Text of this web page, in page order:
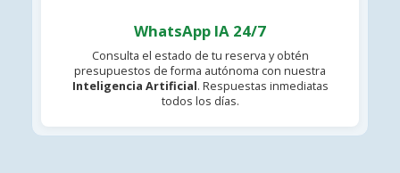
WhatsApp IA 24/7
Consulta el estado de tu reserva y obtén
presupuestos de forma autónoma con nuestra
Inteligencia Artificial. Respuestas inmediatas
todos los días.